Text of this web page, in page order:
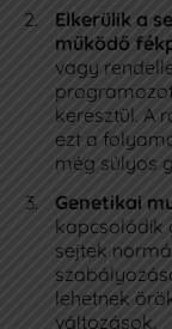
Budapest II.,
Adatkezelési
Pályázatok
Elkerülik a
működő
vagy
keresztül. A
ezt a
még súlyos
Genetikai
kapcsolódik
sejtek
lehetnek
változások.